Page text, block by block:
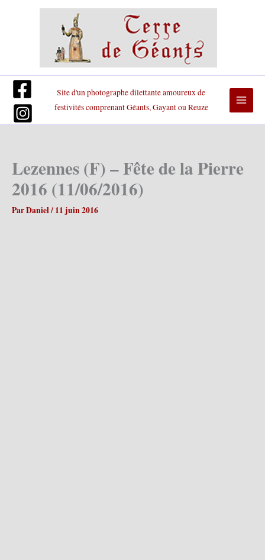
Site d'un photographe dilettante amoureux de
festivités comprenant Géants, Gayant ou Reuze
Lezennes (F) – Fête de la Pierre
2016 (11/06/2016)
ParDaniel/ 11 juin 2016